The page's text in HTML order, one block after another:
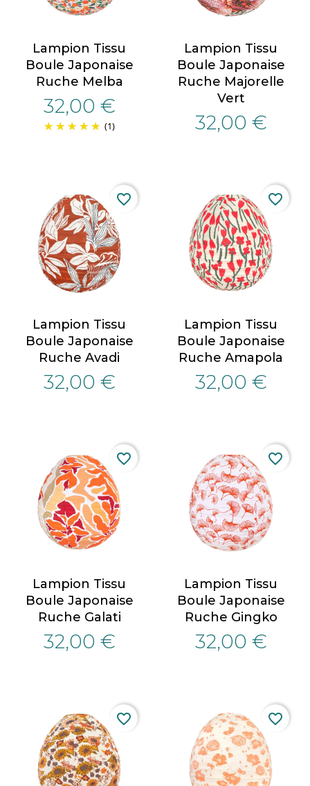
Lampion Tissu
Boule Japonaise
Ruche Melba
32,00 €
(1)
Lampion Tissu
Boule Japonaise
Ruche Majorelle
Vert
32,00 €
Lampion Tissu
Boule Japonaise
Ruche Avadi
32,00 €
favorite_border
Lampion Tissu
Boule Japonaise
Ruche Amapola
32,00 €
favorite_border
Lampion Tissu
Boule Japonaise
Ruche Galati
32,00 €
favorite_border
Lampion Tissu
Boule Japonaise
Ruche Gingko
32,00 €
favorite_border
favorite_border favorite_border